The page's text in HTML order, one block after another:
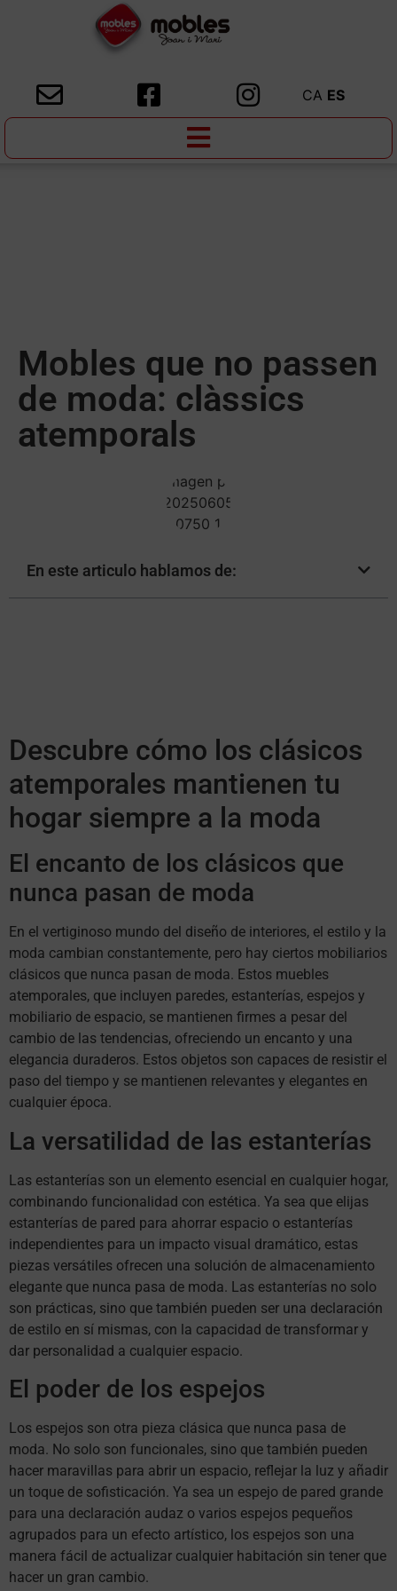
CA ES
Mobles que no passen
de moda: clàssics
atemporals
En este articulo hablamos de:
Descubre cómo los clásicos
atemporales mantienen tu
hogar siempre a la moda
El encanto de los clásicos que
nunca pasan de moda
En el vertiginoso mundo del diseño de interiores, el estilo y la
moda cambian constantemente, pero hay ciertos mobiliarios
clásicos que nunca pasan de moda. Estos muebles
atemporales, que incluyen paredes, estanterías, espejos y
mobiliario de espacio, se mantienen firmes a pesar del
cambio de las tendencias, ofreciendo un encanto y una
elegancia duraderos. Estos objetos son capaces de resistir el
paso del tiempo y se mantienen relevantes y elegantes en
cualquier época.
La versatilidad de las estanterías
Las estanterías son un elemento esencial en cualquier hogar,
combinando funcionalidad con estética. Ya sea que elijas
estanterías de pared para ahorrar espacio o estanterías
independientes para un impacto visual dramático, estas
piezas versátiles ofrecen una solución de almacenamiento
elegante que nunca pasa de moda. Las estanterías no solo
son prácticas, sino que también pueden ser una declaración
de estilo en sí mismas, con la capacidad de transformar y
dar personalidad a cualquier espacio.
El poder de los espejos
Los espejos son otra pieza clásica que nunca pasa de
moda. No solo son funcionales, sino que también pueden
hacer maravillas para abrir un espacio, reflejar la luz y añadir
un toque de sofisticación. Ya sea un espejo de pared grande
para una declaración audaz o varios espejos pequeños
agrupados para un efecto artístico, los espejos son una
manera fácil de actualizar cualquier habitación sin tener que
hacer un gran cambio.